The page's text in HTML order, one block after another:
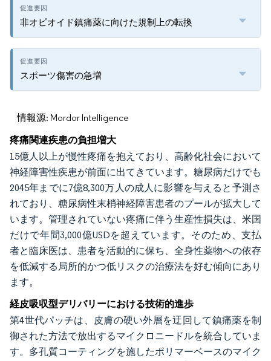
非オピオイド鎮痛薬に向けた規制上の転換
スポーツ傷害の急増
情報源: Mordor Intelligence
疼痛関連疾患の負担増大
15億人以上が慢性疼痛を抱えており、高齢化社会において
神経障害性疾患が前面に出てきています。糖尿病だけでも
2045年までに7億8,300万人の成人に影響を与えると予測さ
れており、糖尿病性末梢神経障害患者のプールが拡大して
います。管理されていない疼痛に伴う生産性損失は、米国
だけで年間3,000億USDを超えています。そのため、支払
者と臨床医は、患者を活動的に保ち、全身性薬物への依存
を低減する局所的かつ低リスクの治療法を好む傾向にあり
ます。
経皮吸収型デリバリーにおける技術的進歩
第4世代パッチは、皮膚の硬い外層を迂回して鎮痛薬を制
御された方法で放出するマイクロニードルを統合していま
す。多孔質コーティングを施したポリマーベースのマイク